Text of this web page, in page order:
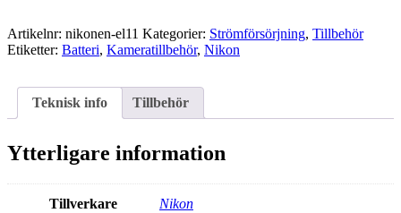
mängd
Artikelnr: nikonen-el11 Kategorier: Strömförsörjning, Tillbehör
Etiketter: Batteri, Kameratillbehör, Nikon
Teknisk info Tillbehör
Ytterligare information
Tillverkare Nikon